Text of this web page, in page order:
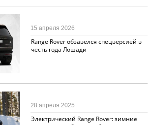
Range Rover обзавелся спецверсией в
честь года Лошади
15 апреля 2026
Электрический Range Rover: зимние
28 апреля 2025